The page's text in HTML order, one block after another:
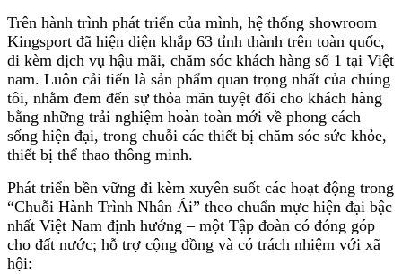
Trên hành trình phát triển của mình, hệ thống showroom
Kingsport đã hiện diện khắp 63 tỉnh thành trên toàn quốc,
đi kèm dịch vụ hậu mãi, chăm sóc khách hàng số 1 tại Việt
nam. Luôn cải tiến là sản phẩm quan trọng nhất của chúng
tôi, nhằm đem đến sự thỏa mãn tuyệt đối cho khách hàng
bằng những trải nghiệm hoàn toàn mới về phong cách
sống hiện đại, trong chuỗi các thiết bị chăm sóc sức khỏe,
thiết bị thể thao thông minh.
Phát triển bền vững đi kèm xuyên suốt các hoạt động trong
“Chuỗi Hành Trình Nhân Ái” theo chuẩn mực hiện đại bậc
nhất Việt Nam định hướng – một Tập đoàn có đóng góp
cho đất nước; hỗ trợ cộng đồng và có trách nhiệm với xã
hội: